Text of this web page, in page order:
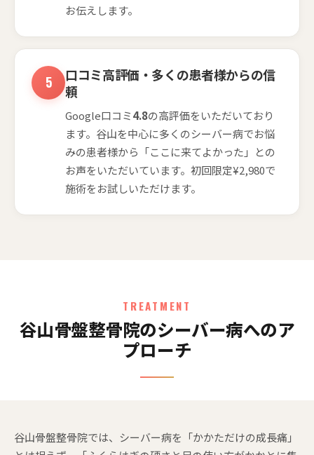
お伝えします。
口コミ高評価・多くの患者様からの信
頼
Google口コミ4.8の高評価をいただいており
ます。谷山を中心に多くのシーバー病でお悩
みの患者様から「ここに来てよかった」との
お声をいただいています。初回限定¥2,980で
施術をお試しいただけます。
TREATMENT
谷山骨盤整骨院のシーバー病へのア
プローチ
谷山骨盤整骨院では、シーバー病を「かかただけの成長痛」